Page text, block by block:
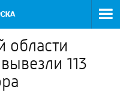
области
113